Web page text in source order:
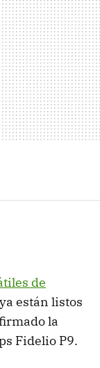
de
están listos
la
Fidelio P9.